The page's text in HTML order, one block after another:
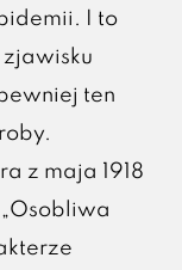
I to
zjawisku
ten
z maja 1918